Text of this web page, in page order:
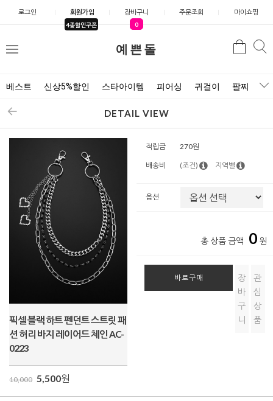
로그인 회원가입
4종할인쿠폰
장바구니
0
주문조회 마이쇼핑
예쁜돌
메
검색
베스트 신상5%할인 스타아이템 피어싱 귀걸이 팔찌 목
DETAIL VIEW
픽셀 블랙 하트 펜던트 스트릿 패
션 허리 바지 레이어드 체인 AC-
0223
10,000 5,500원
적립금 270원
배송비 (조건) 지역별
옵션
총 상품 금액 0 원
바로구매
장
바
구
니
관
심
상
품